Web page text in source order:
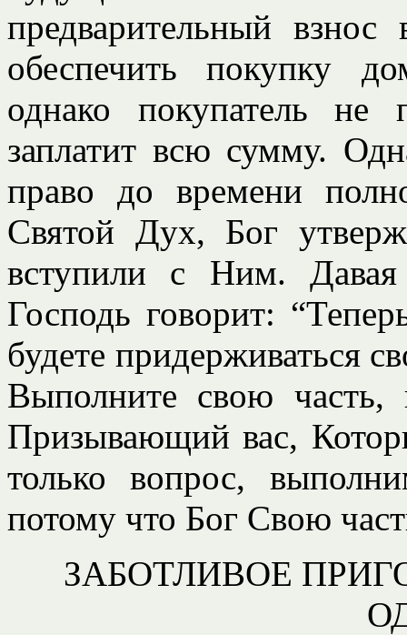
предварительный
обеспечить покупку
однако покупатель не
заплатит всю сумму.
право до времени
Святой Дух, Бог
вступили с Ним. Давая
Господь говорит:
будете придерживаться
Выполните свою
Призывающий вас,
только вопрос,
потому что Бог Свою
ЗАБОТЛИВОЕ